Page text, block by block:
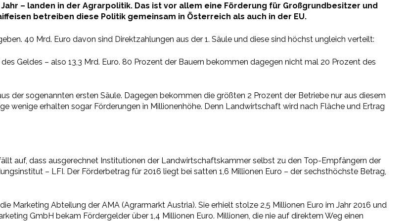
– landen in der Agrarpolitik. Das ist vor allem eine Förderung für Großgrundbesitzer und
betreiben diese Politik gemeinsam in Österreich als auch in der EU.
40 Mrd. Euro davon sind Direktzahlungen aus der 1. Säule und diese sind höchst ungleich verteilt:
Geldes – also 13,3 Mrd. Euro. 80 Prozent der Bauern bekommen dagegen nicht mal 20 Prozent des
der sogenannten ersten Säule. Dagegen bekommen die größten 2 Prozent der Betriebe nur aus diesem
wenige erhalten sogar Förderungen in Millionenhöhe. Denn Landwirtschaft wird nach Fläche und Ertrag
fällt auf, dass ausgerechnet Institutionen der Landwirtschaftskammer selbst zu den Top-Empfängern der
– LFI. Der Förderbetrag für 2016 liegt bei satten 1,6 Millionen Euro – der sechsthöchste Betrag,
Marketing Abteilung der AMA (Agrarmarkt Austria). Sie erhielt stolze 2,5 Millionen Euro im Jahr 2016 und
GmbH bekam Fördergelder über 1,4 Millionen Euro. Millionen, die nie auf direktem Weg einen